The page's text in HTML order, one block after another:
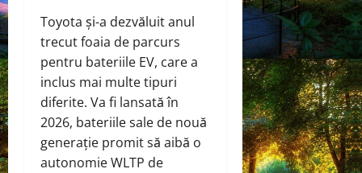
Toyota și-a dezvăluit anul
trecut foaia de parcurs
pentru bateriile EV, care a
inclus mai multe tipuri
diferite. Va fi lansată în
2026, bateriile sale de nouă
generație promit să aibă o
autonomie WLTP de